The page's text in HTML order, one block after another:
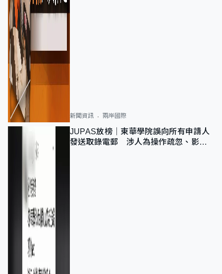
新聞資訊 兩岸國際
JUPAS放榜｜東華學院誤向所有申請人
發送取錄電郵 涉人為操作疏忽、影響